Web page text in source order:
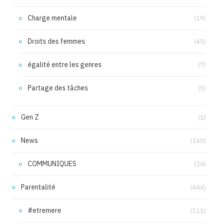
Charge mentale (19)
Droits des femmes (45)
égalité entre les genres (7)
Partage des tâches (5)
Gen Z (1)
News (160)
COMMUNIQUES (24)
Parentalité (444)
#etremere (111)